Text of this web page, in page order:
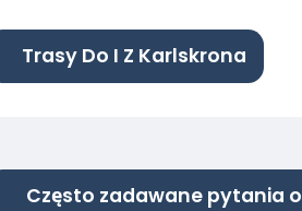
Trasy Do I Z Karlskrona
Często zadawane pytania o